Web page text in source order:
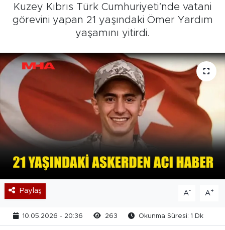
Kuzey Kıbrıs Türk Cumhuriyeti’nde vatani
görevini yapan 21 yaşındaki Ömer Yardım
yaşamını yitirdi.
Paylaş A- A+
10.05.2026 - 20:36 263 Okunma Süresi: 1 Dk